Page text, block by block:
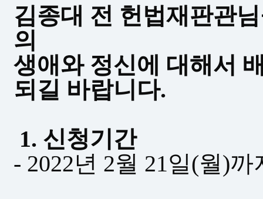
김종대 전 헌법재판관
의
생애와 정신에 대해서
되길 바랍니다.
1. 신청기간
- 2022년 2월 21일(월)까